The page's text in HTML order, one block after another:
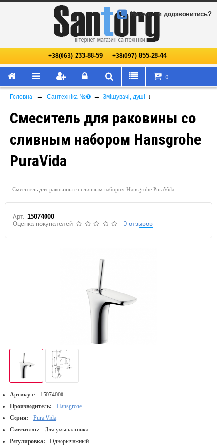
+38(063) 233-88-59 +38(097) 855-28-44
Не змогли додзвонитись?
0
Головна → Сантехніка №❶ → Змішувачі, душі ↓
Смеситель для раковины со
сливным набором Hansgrohe
PuraVida
Смеситель для раковины со сливным набором Hansgrohe PuraVida
Арт. 15074000
Оценка покупателей
0 отзывов
Артикул:
15074000
Производитель:
Hansgrohe
Серия:
Pura Vida
Смеситель:
Для умывальника
Регулировка:
Однорычажный